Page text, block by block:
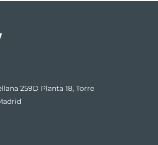
259D Planta 18, Torre